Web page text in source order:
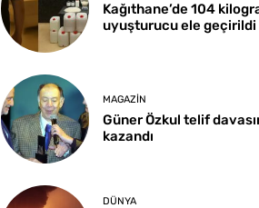
Kağıthane’de 104
uyuşturucu ele geçirildi
MAGAZIN
Güner Özkul telif
kazandı
DÜNYA